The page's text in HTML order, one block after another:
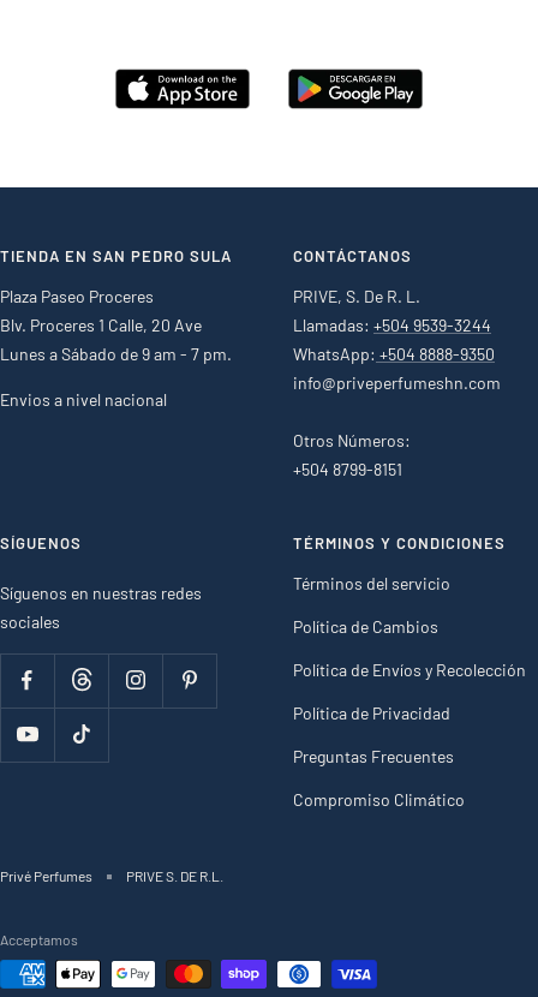
TIENDA EN SAN PEDRO SULA
Plaza Paseo Proceres
Blv. Proceres 1 Calle, 20 Ave
Lunes a Sábado de 9 am - 7 pm.
Envios a nivel nacional
CONTÁCTANOS
PRIVE, S. De R. L.
Llamadas: +504 9539-3244
WhatsApp: +504 8888-9350
info@priveperfumeshn.com
Otros Números:
+504 8799-8151
SÍGUENOS
Síguenos en nuestras redes
sociales
TÉRMINOS Y CONDICIONES
Términos del servicio
Política de Cambios
Política de Envíos y Recolección
Política de Privacidad
Preguntas Frecuentes
Compromiso Climático
Privé Perfumes PRIVE S. DE R.L.
Acceptamos